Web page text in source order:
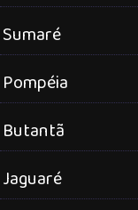
Sumaré
Pompéia
Butantã
Jaguaré